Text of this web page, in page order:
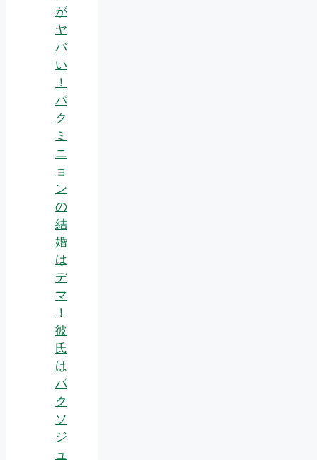
が
ヤ
バ
い
！
パ
ク
ミ
ニ
ョ
ン
の
結
婚
は
デ
マ
！
彼
氏
は
パ
ク
ソ
ジ
ュ